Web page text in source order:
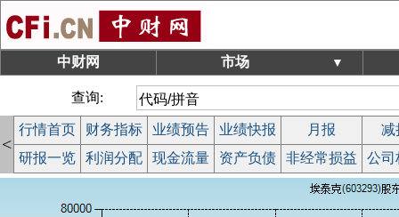
中财网 市场 ▼
查询:
<
行情首页 财务指标 业绩预告 业绩快报 月报
减
研报一览
利润分配 现金流量 资产负债 非经常损益 公司